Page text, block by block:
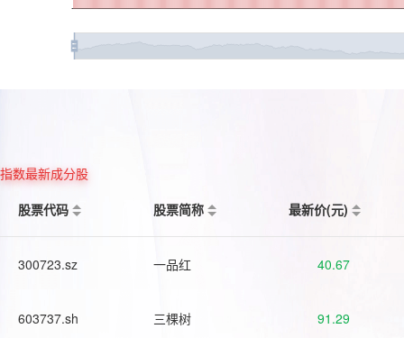
指数最新成分股
股票代码
股票简称 最新价(元)
300723.sz 一品红 40.67
603737.sh 三棵树 91.29